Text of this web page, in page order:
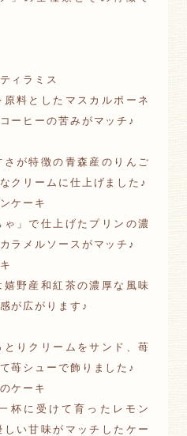
ィラミス
料としたマスカルポーネ
ーヒーの苦みがマッチ♪
が特徴の青森産のりんご
クリームに仕上げました♪
ケーキ
ゃ」で仕上げたプリンの濃
ラメルソースがマッチ♪
野産和紅茶の濃厚な風味
が広がります♪
りクリームをサンド、苺
苺シューで飾りました♪
ケーキ
杯に受けて育ったレモン
い甘味がマッチしたケー